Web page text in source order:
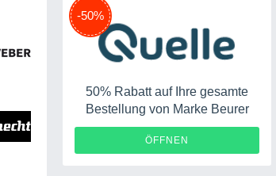
-50%
50% Rabatt auf Ihre gesamte
Bestellung von Marke Beurer
ÖFFNEN